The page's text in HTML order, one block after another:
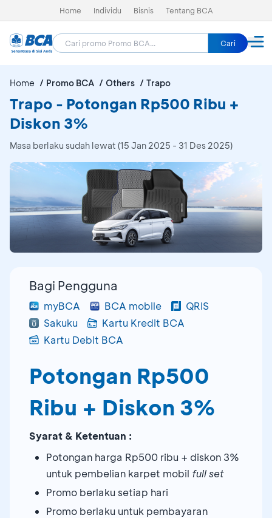
Home Individu Bisnis Tentang BCA
Cari
Home Promo BCA Others Trapo
Trapo - Potongan Rp500 Ribu +
Diskon 3%
Masa berlaku sudah lewat (15 Jan 2025 - 31 Des 2025)
Bagi Pengguna
myBCA BCA mobile
QRIS
Sakuku
Kartu Kredit BCA
Kartu Debit BCA
Potongan Rp500
Ribu + Diskon 3%
Syarat & Ketentuan :
Potongan harga Rp500 ribu + diskon 3%
untuk pembelian karpet mobil full set
Promo berlaku setiap hari
Promo berlaku untuk pembayaran